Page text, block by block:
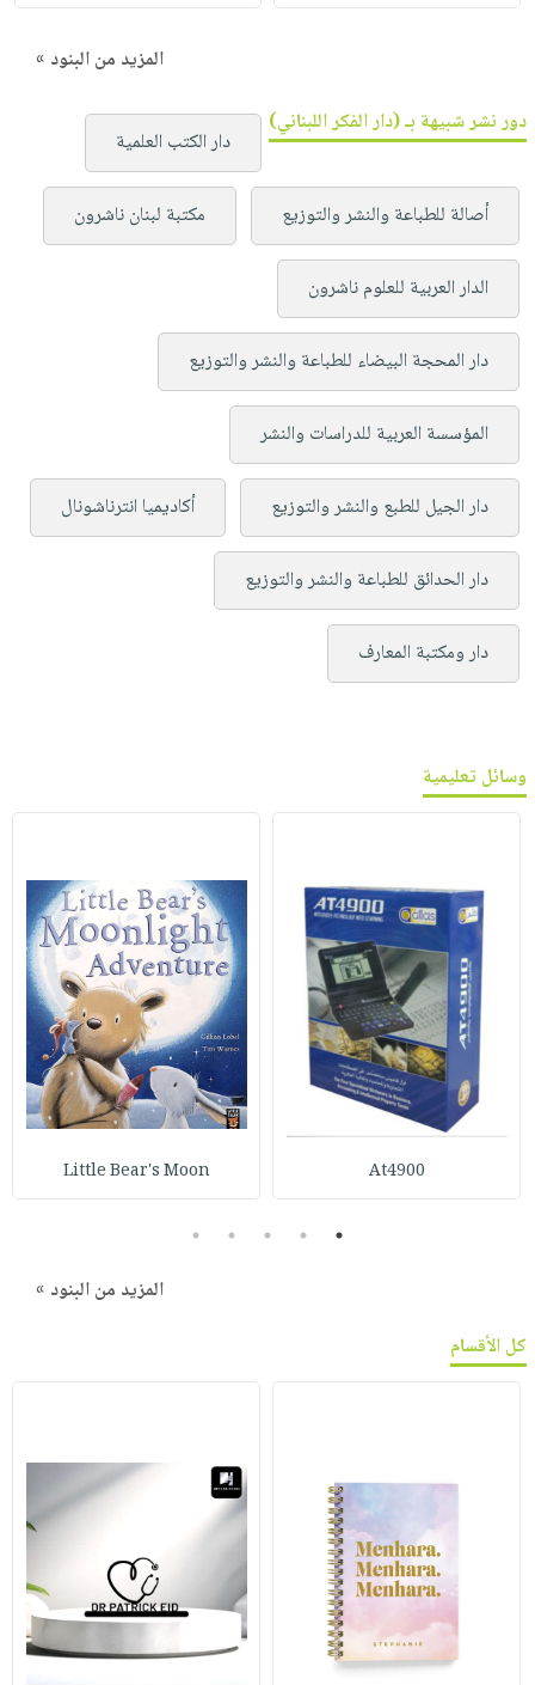
المزيد من البنود »
دور نشر شبيهة بـ (دار الفكر اللبناني)
دار الكتب العلمية
أصالة للطباعة والنشر والتوزيع مكتبة لبنان ناشرون
الدار العربية للعلوم ناشرون
دار المحجة البيضاء للطباعة والنشر والتوزيع
المؤسسة العربية للدراسات والنشر
دار الجيل للطبع والنشر والتوزيع أكاديميا انترناشونال
دار الحدائق للطباعة والنشر والتوزيع
دار ومكتبة المعارف
وسائل تعليمية
At4900
Little Bear's Moon
1
2
3
4
5
المزيد من البنود »
كل الأقسام